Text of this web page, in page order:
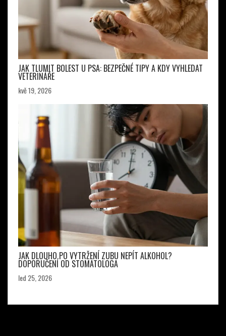
JAK TLUMIT BOLEST U PSA: BEZPEČNÉ TIPY A KDY VYHLEDAT
VETERINÁŘE
kvě 19, 2026
JAK DLOUHO PO VYTRŽENÍ ZUBU NEPÍT ALKOHOL?
DOPORUČENÍ OD STOMATOLOGA
led 25, 2026